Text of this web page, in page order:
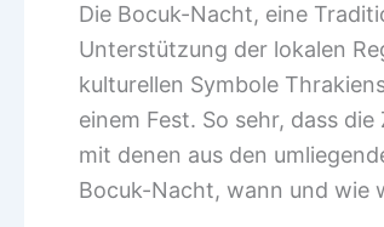
Die Bocuk-Nacht, eine
Unterstützung der lokalen
kulturellen Symbole
einem Fest. So sehr, dass
mit denen aus den
Bocuk-Nacht, wann und wie